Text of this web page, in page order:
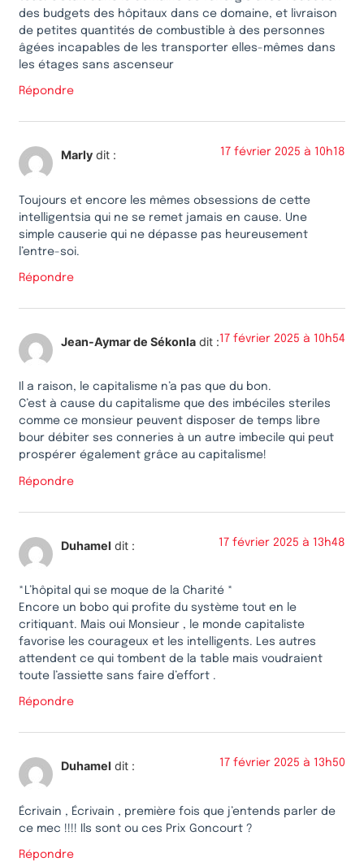
des budgets des hôpitaux dans ce domaine, et livraison
de petites quantités de combustible à des personnes
âgées incapables de les transporter elles-mêmes dans
les étages sans ascenseur
Répondre
Marly dit : 17 février 2025 à 10h18
Toujours et encore les mêmes obsessions de cette
intelligentsia qui ne se remet jamais en cause. Une
simple causerie qui ne dépasse pas heureusement
l’entre-soi.
Répondre
Jean-Aymar de Sékonla dit :17 février 2025 à 10h54
Il a raison, le capitalisme n’a pas que du bon.
C’est à cause du capitalisme que des imbéciles steriles
comme ce monsieur peuvent disposer de temps libre
bour débiter ses conneries à un autre imbecile qui peut
prospérer également grâce au capitalisme!
Répondre
Duhamel dit : 17 février 2025 à 13h48
*L’hôpital qui se moque de la Charité *
Encore un bobo qui profite du système tout en le
critiquant. Mais oui Monsieur , le monde capitaliste
favorise les courageux et les intelligents. Les autres
attendent ce qui tombent de la table mais voudraient
toute l’assiette sans faire d’effort .
Répondre
Duhamel dit : 17 février 2025 à 13h50
Écrivain , Écrivain , première fois que j’entends parler de
ce mec !!!! Ils sont ou ces Prix Goncourt ?
Répondre